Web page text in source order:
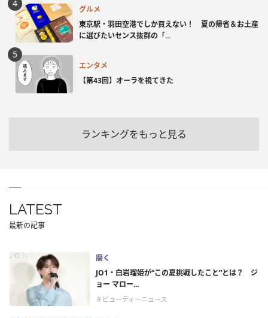
グルメ
東京駅・羽田空港でしか買えない！ 夏の帰省＆お土産
に選びたいセンス抜群の「...
エンタメ
【第43回】オーラを視てきた
ランキングをもっと見る
LATEST
最新の記事
磨く
JO1・白岩瑠姫が“この夏挑戦したこと”とは？ ジ
ョー マロー...
＃ビューティーニュース